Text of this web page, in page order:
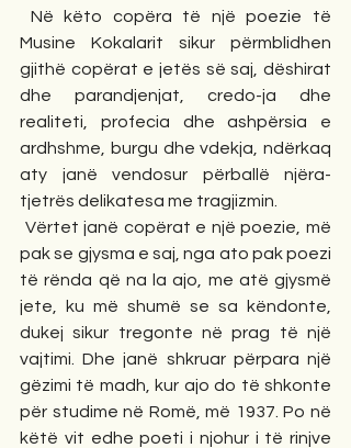
Në këto copëra të një poezie të
Musine Kokalarit sikur përmblidhen
gjithë copërat e jetës së saj, dëshirat
dhe parandjenjat, credo-ja dhe
realiteti, profecia dhe ashpërsia e
ardhshme, burgu dhe vdekja, ndërkaq
aty janë vendosur përballë njëra-
tjetrës delikatesa me tragjizmin.
Vërtet janë copërat e një poezie, më
pak se gjysma e saj, nga ato pak poezi
të rënda që na la ajo, me atë gjysmë
jete, ku më shumë se sa këndonte,
dukej sikur tregonte në prag të një
vajtimi. Dhe janë shkruar përpara një
gëzimi të madh, kur ajo do të shkonte
për studime në Romë, më 1937. Po në
këtë vit edhe poeti i njohur i të rinjve